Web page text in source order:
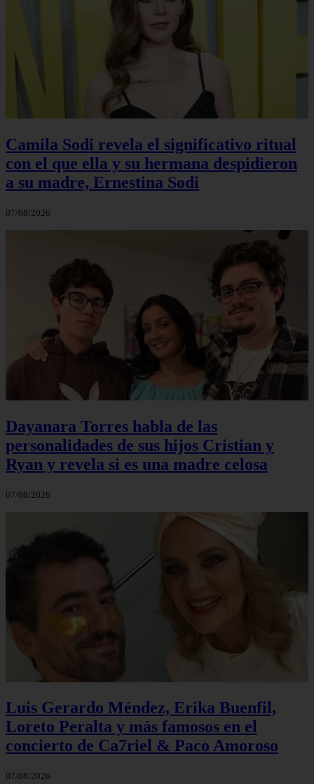
Camila Sodi revela el significativo ritual
con el que ella y su hermana despidieron
a su madre, Ernestina Sodi
07/08/2026
Dayanara Torres habla de las
personalidades de sus hijos Cristian y
Ryan y revela si es una madre celosa
07/08/2026
Luis Gerardo Méndez, Erika Buenfil,
Loreto Peralta y más famosos en el
concierto de Ca7riel & Paco Amoroso
07/08/2026